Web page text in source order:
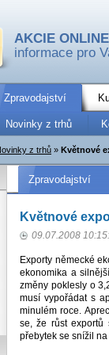
AKCIE ONLINE
informace pro
Zpravodajství
Novinky z trhů
z trhů » Květnové
Zpravodajství
Květnové
09.07.2008
Exporty německé
ekonomika a
změny poklesly o
musí vypořádat s
minulém roce.
se, že růst exportů
přebytek se snížil na